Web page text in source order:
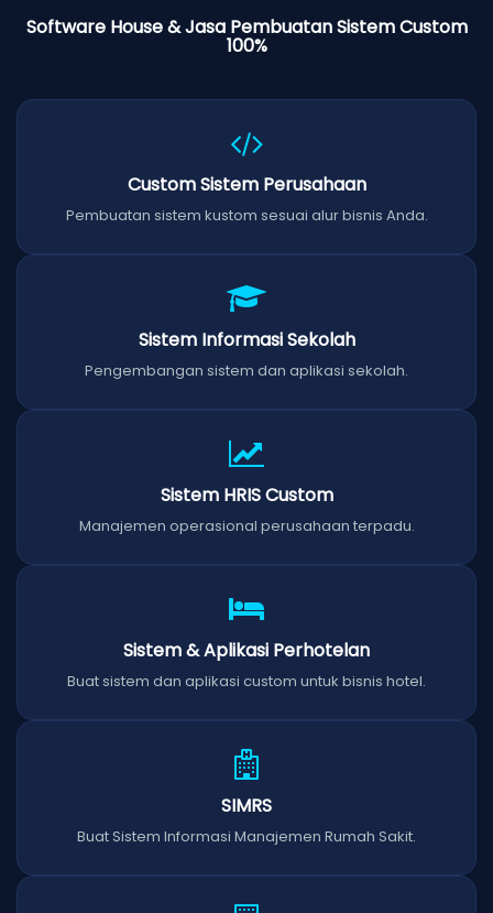
Software House & Jasa Pembuatan Sistem Custom
100%
Custom Sistem Perusahaan
Pembuatan sistem kustom sesuai alur bisnis Anda.
Sistem Informasi Sekolah
Pengembangan sistem dan aplikasi sekolah.
Sistem HRIS Custom
Manajemen operasional perusahaan terpadu.
Sistem & Aplikasi Perhotelan
Buat sistem dan aplikasi custom untuk bisnis hotel.
SIMRS
Buat Sistem Informasi Manajemen Rumah Sakit.